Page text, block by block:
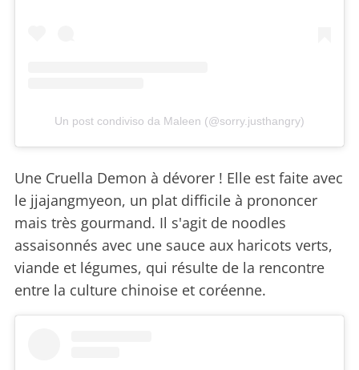
Un post condiviso da Maleen (@sorry.justhangry)
Une Cruella Demon à dévorer ! Elle est faite avec
le jjajangmyeon, un plat difficile à prononcer
mais très gourmand. Il s'agit de noodles
assaisonnés avec une sauce aux haricots verts,
viande et légumes, qui résulte de la rencontre
entre la culture chinoise et coréenne.